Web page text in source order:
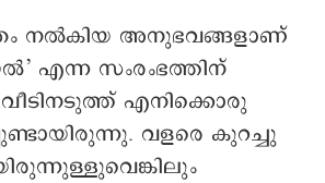
നൽകിയ അനുഭവങ്ങളാണ്
എന്ന സംരംഭത്തിന്
എനിക്കൊരു
വളരെ കുറച്ചു